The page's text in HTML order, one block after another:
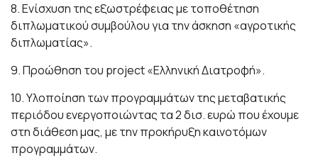
8. Ενίσχυση της εξωστρέφειας με τοποθέτηση
διπλωματικού συμβούλου για την άσκηση «αγροτικής
διπλωματίας».
9. Προώθηση του project «Ελληνική Διατροφή».
10. Υλοποίηση των προγραμμάτων της μεταβατικής
περιόδου ενεργοποιώντας τα 2 δισ. ευρώ που έχουμε
στη διάθεση μας, με την προκήρυξη καινοτόμων
προγραμμάτων.